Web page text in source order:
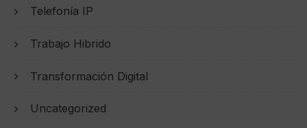
Telefonía IP
Trabajo Hibrido
Transformación Digital
Uncategorized